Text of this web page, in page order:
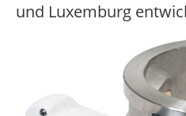
und Luxemburg